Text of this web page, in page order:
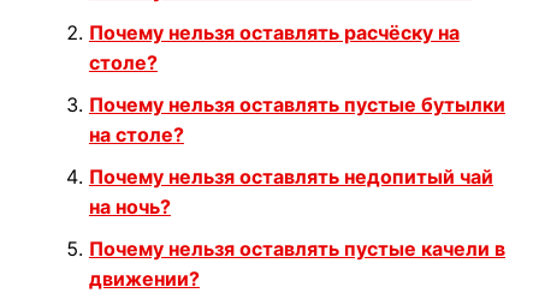
Почему нельзя оставлять расчёску на
столе?
Почему нельзя оставлять пустые бутылки
на столе?
Почему нельзя оставлять недопитый чай
на ночь?
Почему нельзя оставлять пустые качели в
движении?